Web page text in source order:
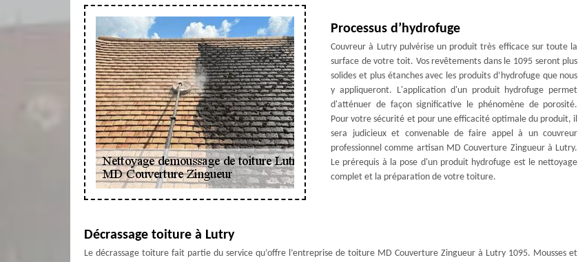
Processus d’hydrofuge
Couvreur à Lutry pulvérise un produit très efficace sur toute la
surface de votre toit. Vos revêtements dans le 1095 seront plus
solides et plus étanches avec les produits d’hydrofuge que nous
y appliqueront. L'application d'un produit hydrofuge permet
d'atténuer de façon significative le phénomène de porosité.
Pour votre sécurité et pour une efficacité optimale du produit, il
sera judicieux et convenable de faire appel à un couvreur
professionnel comme artisan MD Couverture Zingueur à Lutry.
Le prérequis à la pose d'un produit hydrofuge est le nettoyage
complet et la préparation de votre toiture.
Décrassage toiture à Lutry
Le décrassage toiture fait partie du service qu’offre l’entreprise de toiture MD Couverture Zingueur à Lutry 1095. Mousses et